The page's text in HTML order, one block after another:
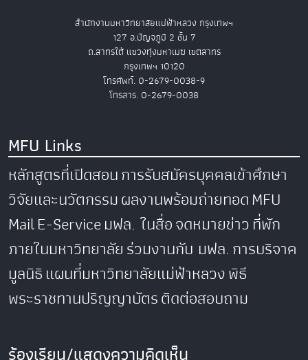
สำนักงานมหาวิทยาลัยแม่ฟ้าหลวง กรุงเทพฯ
127 อ.ปัญจภูมิ 2 ชั้น 7
ถ.สาทรใต้ แขวงทุ่งมหาเมฆ เขตสาทร
กรุงเทพฯ 10120
โทรศัพท์. 0-2679-0038-9
โทรสาร. 0-2679-0038
MFU Links
หลักสูตรที่เปิดสอนการรับสมัครบุคคลเข้าศึกษา
วิจัยและนวัตกรรมผลงานพร้อมถ่ายทอดMFU
MailE-Serviceมฟล. ในสื่อจดหมายข่าวที่พัก
ภายในมหาวิทยาลัยร่วมงานกับ มฟล.การบริจาค
มูลนิธิแผนที่มหาวิทยาลัยแม่ฟ้าหลวงพิธี
พระราชทานปริญญาบัตรติดต่อสอบถาม
ร้องเรียน/แสดงความคิดเห็น